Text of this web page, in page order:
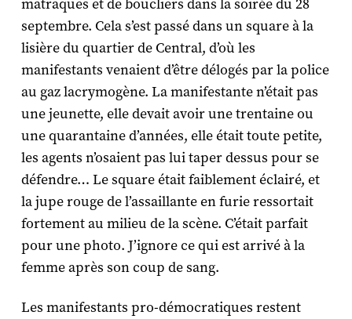
matraques et de boucliers dans la soirée du 28
septembre. Cela s’est passé dans un square à la
lisière du quartier de Central, d’où les
manifestants venaient d’être délogés par la police
au gaz lacrymogène. La manifestante n’était pas
une jeunette, elle devait avoir une trentaine ou
une quarantaine d’années, elle était toute petite,
les agents n’osaient pas lui taper dessus pour se
défendre… Le square était faiblement éclairé, et
la jupe rouge de l’assaillante en furie ressortait
fortement au milieu de la scène. C’était parfait
pour une photo. J’ignore ce qui est arrivé à la
femme après son coup de sang.
Les manifestants pro-démocratiques restent